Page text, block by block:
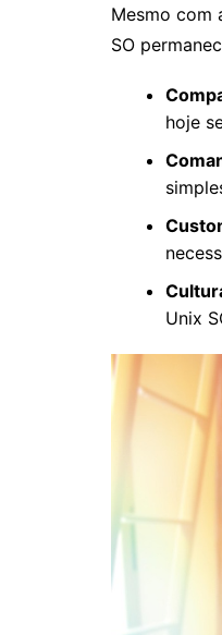
Mesmo com
SO
hoje
Unix